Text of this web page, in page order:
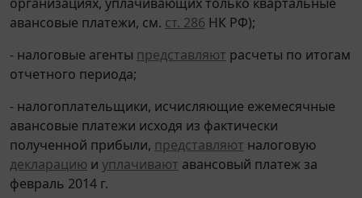
авансовые платежи, см. ст. 286 НК РФ);
- налоговые агенты представляют расчеты по итогам
отчетного периода;
- налогоплательщики, исчисляющие ежемесячные
авансовые платежи исходя из фактически
полученной прибыли, представляют налоговую
декларацию и уплачивают авансовый платеж за
февраль 2014 г.